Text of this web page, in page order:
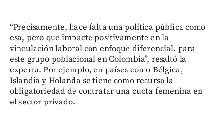
“Precisamente, hace falta una política pública como
esa, pero que impacte positivamente en la
vinculación laboral con enfoque diferencial. para
este grupo poblacional en Colombia”, resaltó la
experta. Por ejemplo, en países como Bélgica,
Islandia y Holanda se tiene como recurso la
obligatoriedad de contratar una cuota femenina en
el sector privado.